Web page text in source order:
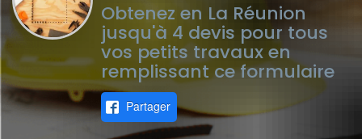
Obtenez en La Réunion
jusqu'à 4 devis pour tous
vos petits travaux en
remplissant ce formulaire
Partager